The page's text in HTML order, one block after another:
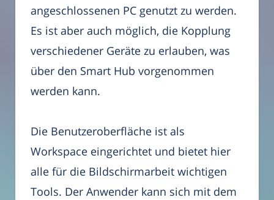
angeschlossenen PC genutzt zu werden.
Es ist aber auch möglich, die Kopplung
verschiedener Geräte zu erlauben, was
über den Smart Hub vorgenommen
werden kann.
Die Benutzeroberfläche ist als
Workspace eingerichtet und bietet hier
alle für die Bildschirmarbeit wichtigen
Tools. Der Anwender kann sich mit dem